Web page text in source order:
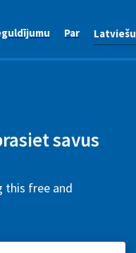
Par Latviešu
savus
this free and